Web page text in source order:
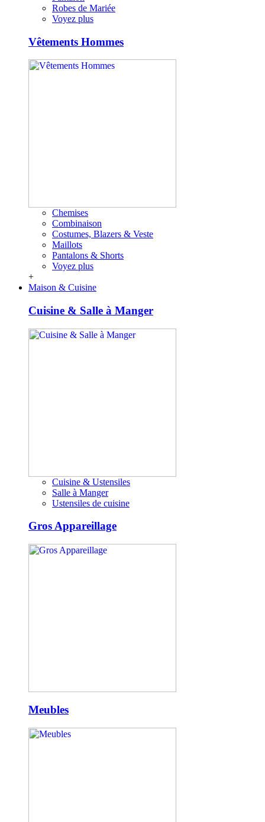
Robes de Mariée
Voyez plus
Vêtements Hommes
Chemises
Combinaison
Costumes, Blazers & Veste
Maillots
Pantalons & Shorts
Voyez plus
+
Maison & Cuisine
Cuisine & Salle à Manger
Cuisine & Ustensiles
Salle à Manger
Ustensiles de cuisine
Gros Appareillage
Meubles